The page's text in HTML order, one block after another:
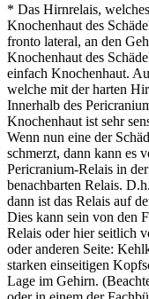
* Das Hirnrelais,
Knochenhaut des
fronto lateral, an den
Knochenhaut des
einfach Knochenhaut.
welche mit der harten
Innerhalb des
Knochenhaut ist sehr
Wenn nun eine der
schmerzt, dann kann es
Pericranium-Relais in
benachbarten Relais.
dann ist das Relais auf
Dies kann sein von den
Relais oder hier seitlich
oder anderen Seite:
starken einseitigen
Lage im Gehirn.